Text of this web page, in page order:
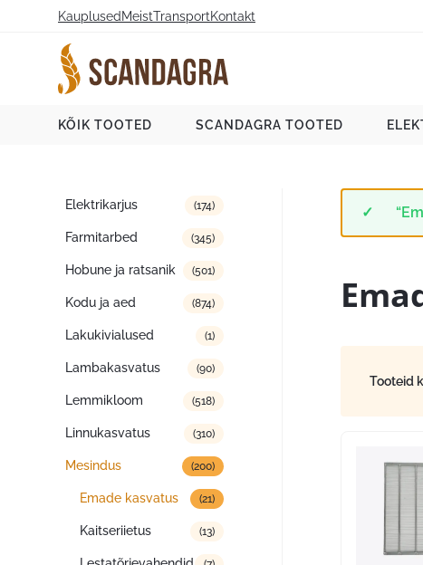
Kauplused MeistTransportKontakt
KÕIK TOOTED SCANDAGRA TOOTED
Tootekategooriad
Elektrikarjus (174)
Farmitarbed (345)
Hobune ja ratsanik (501)
Kodu ja aed (874)
Lakukivialused (1)
Lambakasvatus (90)
Lemmikloom (518)
Linnukasvatus (310)
Mesindus (200)
Emade kasvatus (21)
Kaitseriietus (13)
Tooteid